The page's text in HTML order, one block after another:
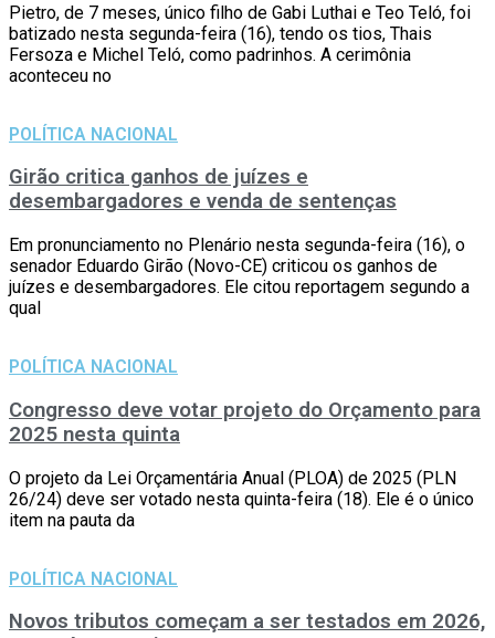
Pietro, de 7 meses, único filho de Gabi Luthai e Teo Teló, foi
batizado nesta segunda-feira (16), tendo os tios, Thais
Fersoza e Michel Teló, como padrinhos. A cerimônia
aconteceu no
POLÍTICA NACIONAL
Girão critica ganhos de juízes e
desembargadores e venda de sentenças
Em pronunciamento no Plenário nesta segunda-feira (16), o
senador Eduardo Girão (Novo-CE) criticou os ganhos de
juízes e desembargadores. Ele citou reportagem segundo a
qual
POLÍTICA NACIONAL
Congresso deve votar projeto do Orçamento para
2025 nesta quinta
O projeto da Lei Orçamentária Anual (PLOA) de 2025 (PLN
26/24) deve ser votado nesta quinta-feira (18). Ele é o único
item na pauta da
POLÍTICA NACIONAL
Novos tributos começam a ser testados em 2026,